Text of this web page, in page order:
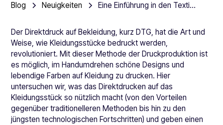
Blog Neuigkeiten Eine Einführung in den Textildirektdruck
Der Direktdruck auf Bekleidung, kurz DTG, hat die Art und
Weise, wie Kleidungsstücke bedruckt werden,
revolutioniert. Mit dieser Methode der Druckproduktion ist
es möglich, im Handumdrehen schöne Designs und
lebendige Farben auf Kleidung zu drucken. Hier
untersuchen wir, was das Direktdrucken auf das
Kleidungsstück so nützlich macht (von den Vorteilen
gegenüber traditionelleren Methoden bis hin zu den
jüngsten technologischen Fortschritten) und geben einen